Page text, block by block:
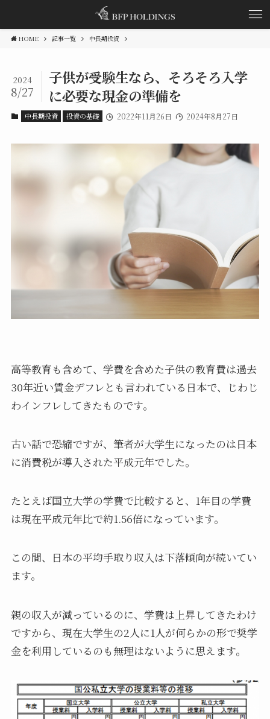
HOME 記事一覧 中長期投資
子供が受験生なら、そろそろ入学
に必要な現金の準備を
2024
8/27
中長期投資 投資の基礎 2022年11月26日 2024年8月27日
高等教育も含めて、学費を含めた子供の教育費は過去
30年近い賃金デフレとも言われている日本で、じわじ
わインフレしてきたものです。
古い話で恐縮ですが、筆者が大学生になったのは日本
に消費税が導入された平成元年でした。
たとえば国立大学の学費で比較すると、1年目の学費
は現在平成元年比で約1.56倍になっています。
この間、日本の平均手取り収入は下落傾向が続いてい
ます。
親の収入が減っているのに、学費は上昇してきたわけ
ですから、現在大学生の2人に1人が何らかの形で奨学
金を利用しているのも無理はないように思えます。